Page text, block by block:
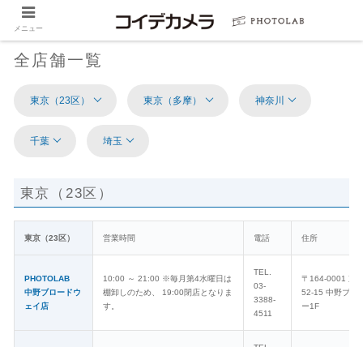
全店舗一覧
東京（23区） 東京（多摩） 神奈川
千葉 埼玉
東京（23区）
東京（23区） 営業時間 電話 住所
PHOTOLAB
中野ブロードウ
ェイ店
10:00 ～ 21:00 ※毎月第4水曜日は
棚卸しのため、 19:00閉店となりま
す。
TEL.
03-
3388-
4511
〒164-0001 東
52-15 中野ブロ
ー1F
メニュー